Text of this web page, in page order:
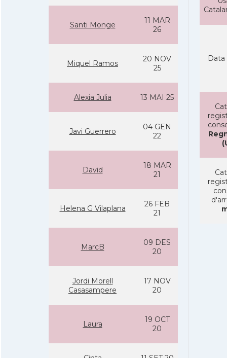
Santi Monge
11 MAR
26
Miquel Ramos
20 NOV
25
Alexia Julia 13 MAI 25
Javi Guerrero
04 GEN
22
David
18 MAR
21
Helena G Vilaplana
26 FEB
21
MarcB
09 DES
20
Jordi Morell
Casasampere
17 NOV
20
Laura
19 OCT
20
Data